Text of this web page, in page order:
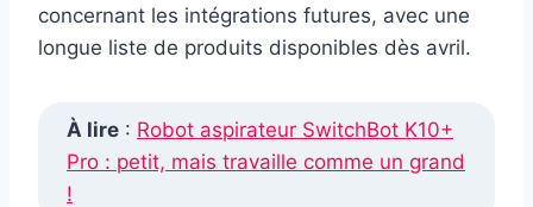
concernant les intégrations futures, avec une
longue liste de produits disponibles dès avril.
À lire : Robot aspirateur SwitchBot K10+
Pro : petit, mais travaille comme un grand
!